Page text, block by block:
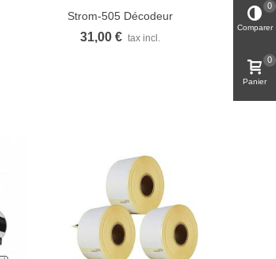
Vue rapide
Strom-505 Décodeur
terrestre TNT...
31,00 € tax incl.
Comparer
0
Panier
0